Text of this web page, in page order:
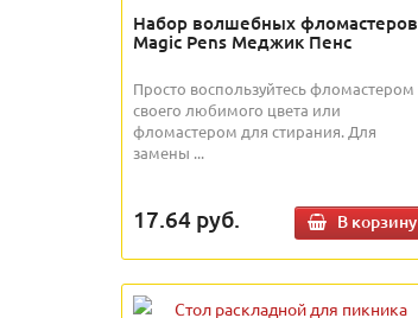
Набор волшебных фломастеров
Magic Pens Меджик Пенс
Просто воспользуйтесь фломастером
своего любимого цвета или
фломастером для стирания. Для
замены ...
17.64 руб. В корзину